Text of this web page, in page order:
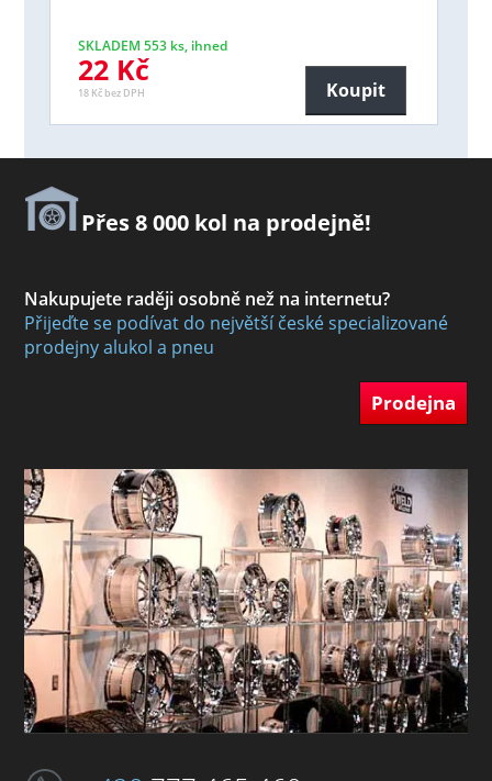
SKLADEM 553 ks, ihned
22 Kč
18 Kč bez DPH Koupit
Přes 8 000 kol na prodejně!
Nakupujete raději osobně než na internetu?
Přijeďte se podívat do největší české specializované
prodejny alukol a pneu
Prodejna